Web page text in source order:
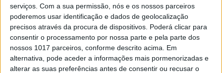
serviços. Com a sua permissão, nós e os nossos parceiros
poderemos usar identificação e dados de geolocalização
precisos através da procura de dispositivos. Poderá clicar para
consentir o processamento por nossa parte e pela parte dos
nossos 1017 parceiros, conforme descrito acima. Em
alternativa, pode aceder a informações mais pormenorizadas e
alterar as suas preferências antes de consentir ou recusar o